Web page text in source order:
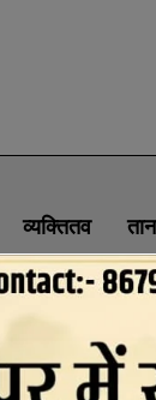
व्यक्तितव
ABOUT